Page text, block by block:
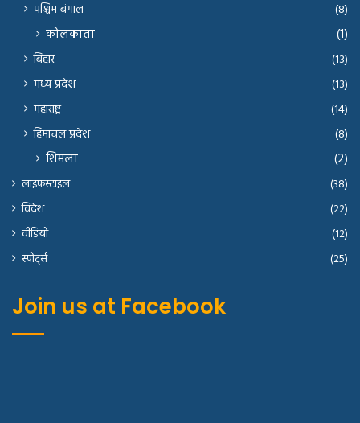
पश्चिम बंगाल
(8)
कोलकाता (1)
बिहार
(13)
मध्य प्रदेश
(13)
महाराष्ट्र
(14)
हिमाचल प्रदेश
(8)
शिमला (2)
लाइफस्टाइल
(38)
विदेश
(22)
वीडियो
(12)
स्पोर्ट्स
(25)
Join us at Facebook